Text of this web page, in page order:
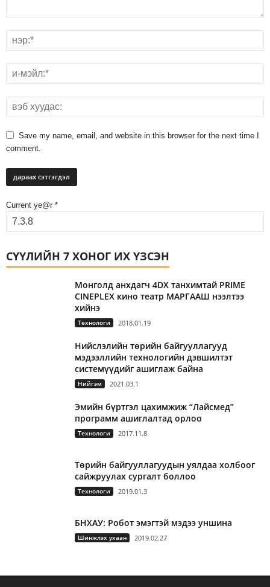
Save my name, email, and website in this browser for the next time I
comment.
Current ye@r *
СҮҮЛИЙН 7 ХОНОГ ИХ ҮЗСЭН
Монголд анхдагч 4DX танхимтай PRIME
CINEPLEX кино театр МАРГААШ нээлтээ
хийнэ
Технологи 2018.01.19
Нийслэлийн төрийн байгууллагууд
мэдээллийн технологийн дэвшилтэт
системүүдийг ашиглаж байна
Нийгэм 2021.03.1
Эмийн бүртгэл цахимжиж “Лайсмед”
программ ашиглалтад орлоо
Технологи 2017.11.8
Төрийн байгууллагуудын уялдаа холбоог
сайжруулах сургалт боллоо
Технологи 2019.01.3
БНХАУ: Робот эмэгтэй мэдээ уншина
Шинжлэх ухаан 2019.02.27